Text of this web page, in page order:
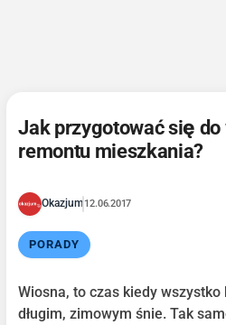
Jak przygotować się
remontu mieszkania?
Okazjum 12.06.2017
PORADY
Wiosna, to czas kiedy
długim, zimowym śnie. Tak